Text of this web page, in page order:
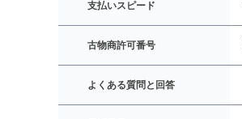
支払いスピード
古物商許可番号
よくある質問と回答